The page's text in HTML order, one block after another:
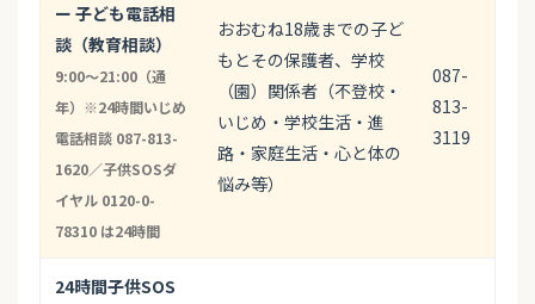
ー 子ども電話相
談（教育相談）
9:00〜21:00（通
年）※24時間いじめ
電話相談 087-813-
1620／子供SOSダ
イヤル 0120-0-
78310 は24時間
おおむね18歳までの子ど
もとその保護者、学校
（園）関係者（不登校・
いじめ・学校生活・進
路・家庭生活・心と体の
悩み等）
087-
813-
3119
24時間子供SOS